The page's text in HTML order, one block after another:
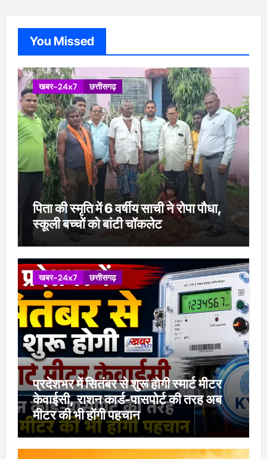
You Missed
खबर-24x7 छत्तीसगढ़
पिता की स्मृति में 6 वर्षीय साची ने रोपा पौधा,
स्कूली बच्चों को बांटी चॉकलेट
खबर-24x7 छत्तीसगढ़
प्रदेशभर में सितंबर से शुरू होगी स्मार्ट मीटर
केवाईसी, राशन कार्ड-पासपोर्ट की तरह अब
मीटर की भी होंगी पहचान